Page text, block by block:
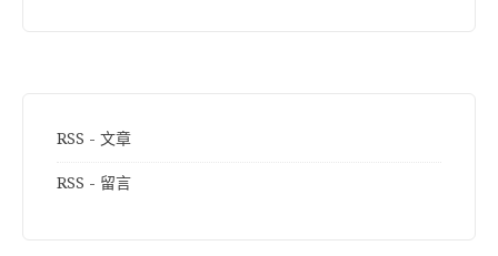
RSS - 文章
RSS - 留言